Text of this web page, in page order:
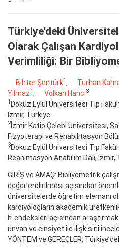
Türkiye'deki
Olarak Çalışan
Verimliliği: Bir
Bihter Şentürk1 , Turhan
Yılmaz1 , Volkan Hancı3
1 Dokuz Eylül Üniversitesi Tıp
İzmir, Türkiye
2İzmir Katip Çelebi Üniversitesi,
Fizyoterapi ve Rehabilitasyon
3Dokuz Eylül Üniversitesi Tıp
Reanimasyon Anabilim Dalı, İzmir,
GİRİŞ ve AMAÇ: Bibliyometrik
değerlendirilmesi açısından
üniversitelerde öğretim elemanı
kardiyologların akademik
h-endeksleri açısından
unvan ve cinsiyet ile ilişkisini
YÖNTEM ve GEREÇLER: